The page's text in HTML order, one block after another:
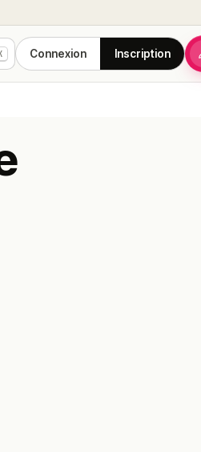
Connexion Inscription